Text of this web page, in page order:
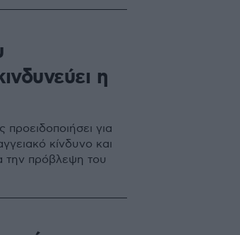
η
για
κίνδυνο και
την πρόβλεψη του